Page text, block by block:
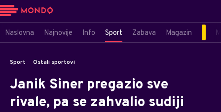
Naslovna Najnovije Info Sport Zabava Magazin
Sport Ostali sportovi
Janik Siner pregazio sve
rivale, pa se zahvalio sudiji